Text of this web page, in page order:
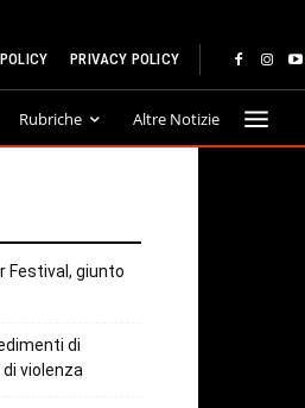
PRIVACY POLICY
Rubriche Altre Notizie
Festival, giunto
di
di violenza